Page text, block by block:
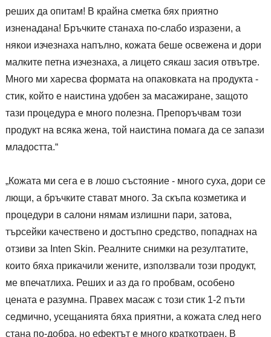
реших да опитам! В крайна сметка бях приятно
изненадана! Бръчките станаха по-слабо изразени, а
някои изчезнаха напълно, кожата беше освежена и дори
малките петна изчезнаха, а лицето сякаш засия отвътре.
Много ми харесва формата на опаковката на продукта -
стик, който е наистина удобен за масажиране, защото
тази процедура е много полезна. Препоръчвам този
продукт на всяка жена, той наистина помага да се запази
младостта.“
„Кожата ми сега е в лошо състояние - много суха, дори се
лющи, а бръчките стават много. За скъпа козметика и
процедури в салони нямам излишни пари, затова,
търсейки качествено и достъпно средство, попаднах на
отзиви за Inten Skin. Реалните снимки на резултатите,
които бяха прикачили жените, използвали този продукт,
ме впечатлиха. Реших и аз да го пробвам, особено
цената е разумна. Правех масаж с този стик 1-2 пъти
седмично, усещанията бяха приятни, а кожата след него
стана по-добра, но ефектът е много краткотраен. В